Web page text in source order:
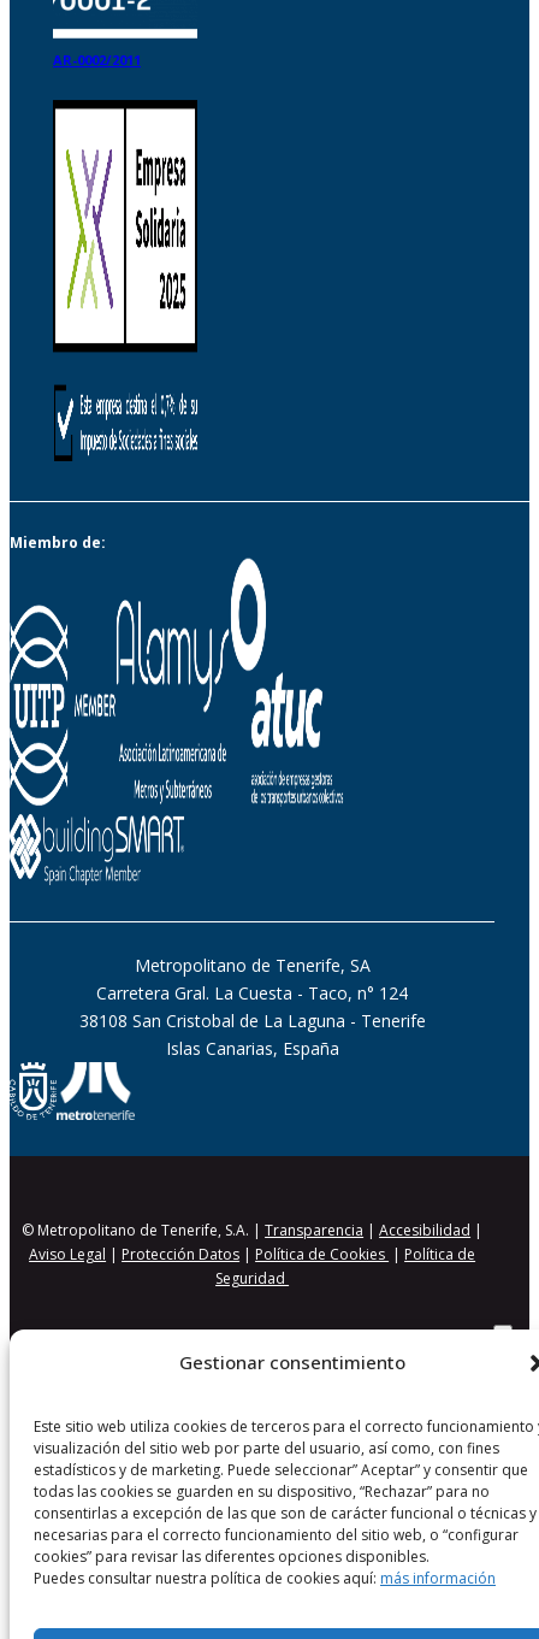
Gestionar consentimiento
Este sitio web utiliza cookies de terceros para el correcto funcionamiento
visualización del sitio web por parte del usuario, así como, con fines
estadísticos y de marketing. Puede seleccionar” Aceptar” y consentir que
todas las cookies se guarden en su dispositivo, “Rechazar” para no
consentirlas a excepción de las que son de carácter funcional o técnicas y
necesarias para el correcto funcionamiento del sitio web, o “configurar
cookies” para revisar las diferentes opciones disponibles.
Puedes consultar nuestra política de cookies aquí: más información
AR-0002/2011
Miembro de:
Metropolitano de Tenerife, SA
Carretera Gral. La Cuesta - Taco, n° 124
38108 San Cristobal de La Laguna - Tenerife
Islas Canarias, España
© Metropolitano de Tenerife, S.A. |Transparencia |Accesibilidad |
Aviso Legal | Protección Datos | Política de Cookies | Política de
Seguridad